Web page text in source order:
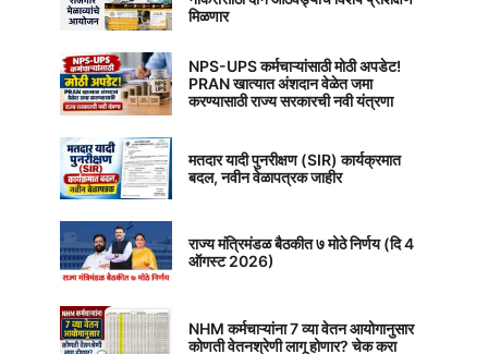
मिळणार
NPS-UPS कर्मचाऱ्यांसाठी मोठी अपडेट!
PRAN खात्यात अंशदान वेळेत जमा
करण्यासाठी राज्य सरकारची नवी यंत्रणा
मतदार यादी पुनरीक्षण (SIR) कार्यक्रमात
बदल, नवीन वेळापत्रक जाहीर
राज्य मंत्रिमंडळ बैठकीत ७ मोठे निर्णय (दि 4
ऑगस्ट 2026)
NHM कर्मचाऱ्यांना 7 व्या वेतन आयोगानुसार
कोणती वेतनश्रेणी लागू होणार? चेक करा